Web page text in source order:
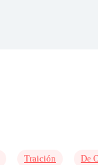
Traición De